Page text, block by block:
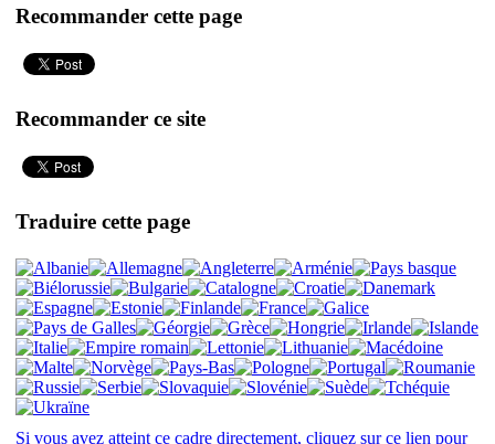
Recommander cette page
Recommander ce site
Traduire cette page
Si vous avez atteint ce cadre directement, cliquez sur ce lien pour